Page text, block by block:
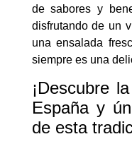
de sabores y
disfrutando de un
una ensalada
siempre es una
¡Descubre
España y
de esta